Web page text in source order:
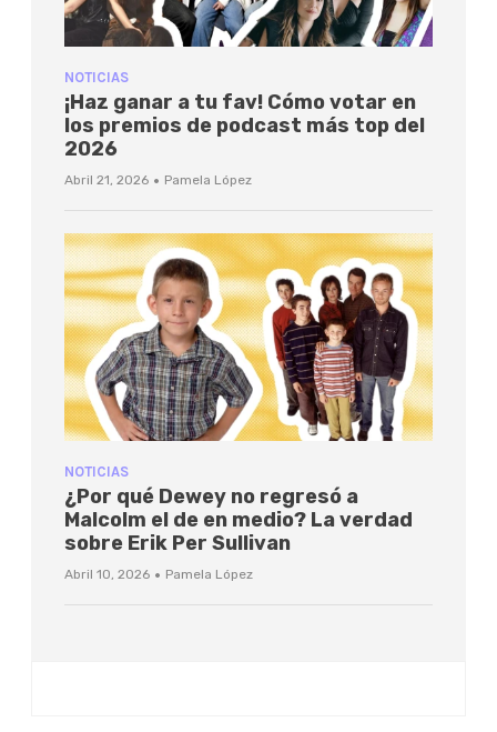
NOTICIAS
¡Haz ganar a tu fav! Cómo votar en
los premios de podcast más top del
2026
Abril 21, 2026 · Pamela López
NOTICIAS
¿Por qué Dewey no regresó a
Malcolm el de en medio? La verdad
sobre Erik Per Sullivan
Abril 10, 2026 · Pamela López